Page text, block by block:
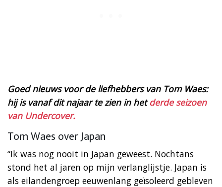
Goed nieuws voor de liefhebbers van Tom Waes:
hij is vanaf dit najaar te zien in hetderde seizoen
van Undercover.
Tom Waes over Japan
“Ik was nog nooit in Japan geweest. Nochtans
stond het al jaren op mijn verlanglijstje. Japan is
als eilandengroep eeuwenlang geïsoleerd gebleven